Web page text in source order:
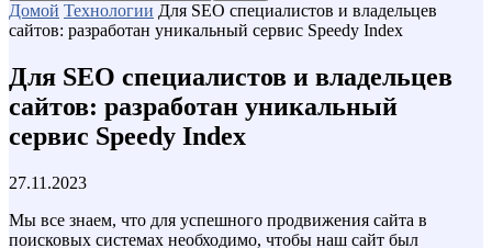
Домой Технологии Для SEO специалистов и владельцев
сайтов: разработан уникальный сервис Speedy Index
Для SEO специалистов и владельцев
сайтов: разработан уникальный
сервис Speedy Index
27.11.2023
Мы все знаем, что для успешного продвижения сайта в
поисковых системах необходимо, чтобы наш сайт был